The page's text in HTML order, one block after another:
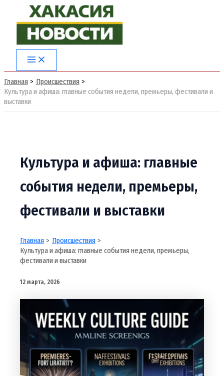
содержимому
Main
Menu
Главная
Происшествия
Культура и афиша: главные события недели, премьеры, фестивали и
выставки
Культура и афиша: главные
события недели, премьеры,
фестивали и выставки
Главная
Происшествия
Культура и афиша: главные события недели, премьеры,
фестивали и выставки
12 марта, 2026